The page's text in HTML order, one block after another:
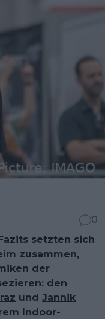
0
setzten sich
zusammen,
der
den
und Jannik
Indoor-